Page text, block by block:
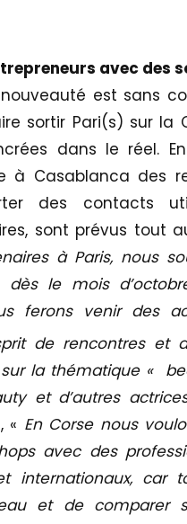
avec des
est sans
sortir Pari(s) sur la
dans le réel.
à Casablanca des
des contacts
sont prévus tout
à Paris, nous
le mois
ferons venir des
de rencontres et
la thématique «
et d’autres
« En Corse nous
avec des
internationaux, car
et de comparer